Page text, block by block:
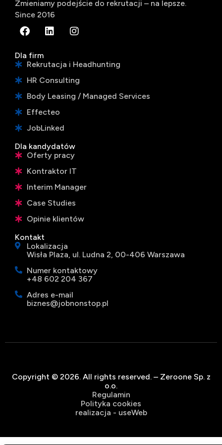
Zmieniamy podejście do rekrutacji – na lepsze.
Since 2016
Dla firm
Rekrutacja i Headhunting
HR Consulting
Body Leasing / Managed Services
Effecteo
JobLinked
Dla kandydatów
Oferty pracy
Kontraktor IT
Interim Manager
Case Studies
Opinie klientów
Kontakt
Lokalizacja
Wisła Plaza, ul. Ludna 2, 00-406 Warszawa
Numer kontaktowy
+48 602 204 367
Adres e-mail
biznes@jobnonstop.pl
Copyright © 2026. All rights reserved. – Zeroone Sp. z
o.o.
Regulamin
Polityka cookies
realizacja - useWeb